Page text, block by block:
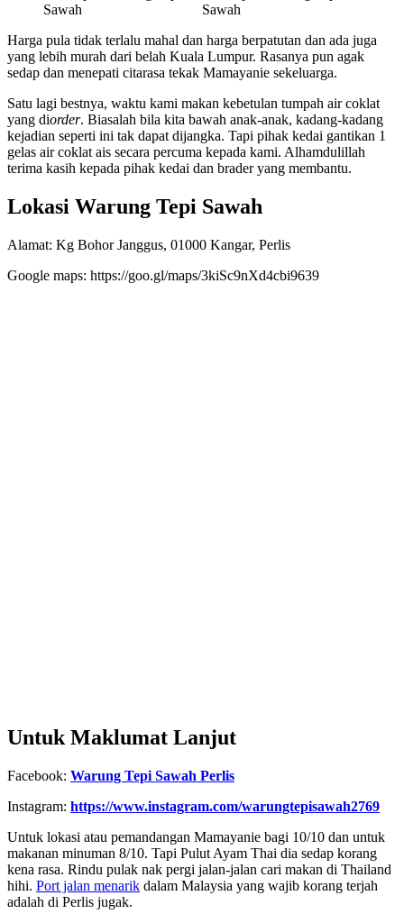
Harga pula tidak terlalu mahal dan harga berpatutan dan ada juga
yang lebih murah dari belah Kuala Lumpur. Rasanya pun agak
sedap dan menepati citarasa tekak Mamayanie sekeluarga.
Satu lagi bestnya, waktu kami makan kebetulan tumpah air coklat
yang diorder. Biasalah bila kita bawah anak-anak, kadang-kadang
kejadian seperti ini tak dapat dijangka. Tapi pihak kedai gantikan 1
gelas air coklat ais secara percuma kepada kami. Alhamdulillah
terima kasih kepada pihak kedai dan brader yang membantu.
Lokasi Warung Tepi Sawah
Alamat: Kg Bohor Janggus, 01000 Kangar, Perlis
Google maps: https://goo.gl/maps/3kiSc9nXd4cbi9639
Untuk Maklumat Lanjut
Facebook: Warung Tepi Sawah Perlis
Instagram: https://www.instagram.com/warungtepisawah2769
Untuk lokasi atau pemandangan Mamayanie bagi 10/10 dan untuk
makanan minuman 8/10. Tapi Pulut Ayam Thai dia sedap korang
kena rasa. Rindu pulak nak pergi jalan-jalan cari makan di Thailand
hihi. Port jalan menarik dalam Malaysia yang wajib korang terjah
adalah di Perlis jugak.